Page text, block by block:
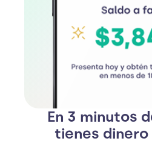
En 3 minutos
tienes dinero